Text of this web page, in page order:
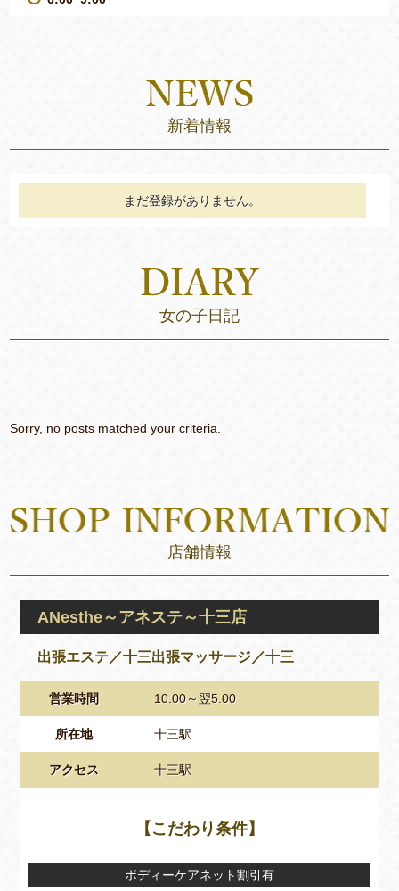
新着情報
まだ登録がありません。
女の子日記
Sorry, no posts matched your criteria.
店舗情報
ANesthe～アネステ～十三店
出張エステ／十三出張マッサージ／十三
営業時間 10:00～翌5:00
所在地 十三駅
アクセス 十三駅
【こだわり条件】
ボディーケアネット割引有